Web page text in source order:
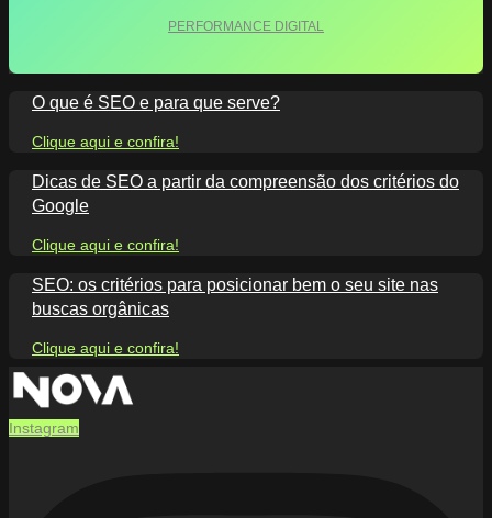
PERFORMANCE DIGITAL
O que é SEO e para que serve?
Clique aqui e confira!
Dicas de SEO a partir da compreensão dos critérios do
Google
Clique aqui e confira!
SEO: os critérios para posicionar bem o seu site nas
buscas orgânicas
Clique aqui e confira!
Instagram